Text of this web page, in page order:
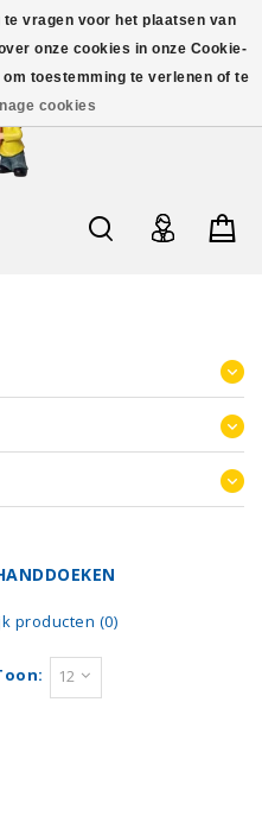
producten (0)
12
vragen voor het plaatsen van
onze cookies in onze Cookie-
toestemming te verlenen of te
cookies